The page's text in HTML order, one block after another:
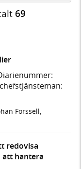
69
Forssell,
redovisa
hantera